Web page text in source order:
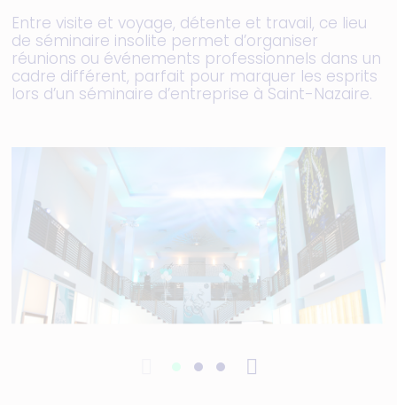
Entre visite et voyage, détente et travail, ce lieu
de séminaire insolite permet d’organiser
réunions ou événements professionnels dans un
cadre différent, parfait pour marquer les esprits
lors d’un séminaire d’entreprise à Saint-Nazaire.